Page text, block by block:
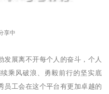
享中
发展离不开每个人的奋斗，个人
乘风破浪、勇毅前行的坚实底
员工会在这个平台有更加卓越的